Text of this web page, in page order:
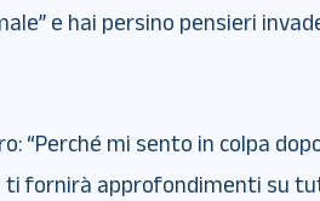
e hai persino pensieri
“Perché mi sento in colpa
fornirà approfondimenti su